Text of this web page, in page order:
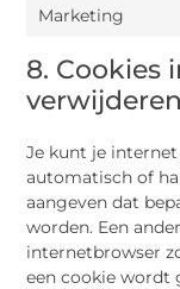
Marketing
8. Cookies
verwijderen
Je kunt je
automatisch of
aangeven dat
worden. Een
internetbrowser
een cookie wordt